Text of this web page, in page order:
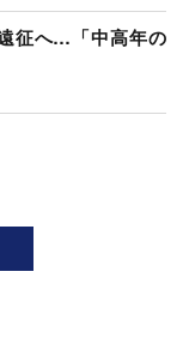
征へ…「中高年の